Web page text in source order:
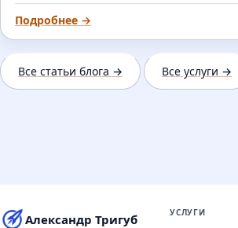
Подробнее →
Все статьи блога → Все услуги →
Александр Тригуб УСЛУГИ